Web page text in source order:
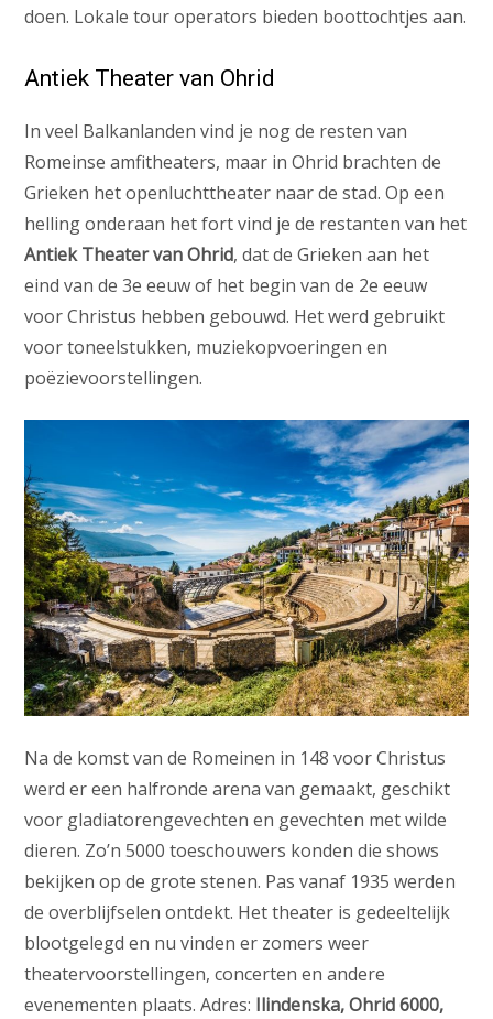
doen. Lokale tour operators bieden boottochtjes aan.
Antiek Theater van Ohrid
In veel Balkanlanden vind je nog de resten van
Romeinse amfitheaters, maar in Ohrid brachten de
Grieken het openluchttheater naar de stad. Op een
helling onderaan het fort vind je de restanten van het
Antiek Theater van Ohrid, dat de Grieken aan het
eind van de 3e eeuw of het begin van de 2e eeuw
voor Christus hebben gebouwd. Het werd gebruikt
voor toneelstukken, muziekopvoeringen en
poëzievoorstellingen.
Na de komst van de Romeinen in 148 voor Christus
werd er een halfronde arena van gemaakt, geschikt
voor gladiatorengevechten en gevechten met wilde
dieren. Zo’n 5000 toeschouwers konden die shows
bekijken op de grote stenen. Pas vanaf 1935 werden
de overblijfselen ontdekt. Het theater is gedeeltelijk
blootgelegd en nu vinden er zomers weer
theatervoorstellingen, concerten en andere
evenementen plaats. Adres: Ilindenska, Ohrid 6000,